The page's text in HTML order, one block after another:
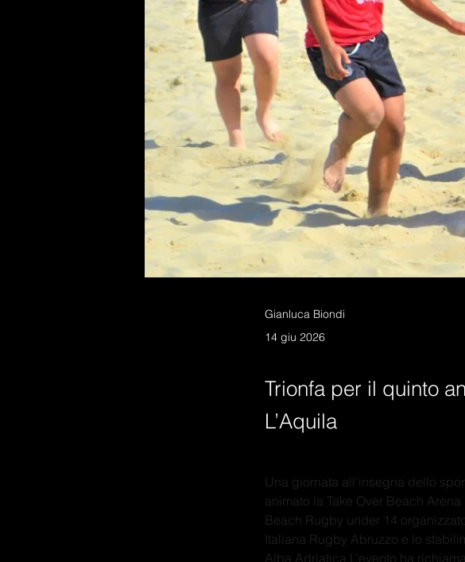
Gianluca Biondi
14 giu 2026
Trionfa per il quinto
L’Aquila
Una giornata all’insegna dello
animato la Take Over Beach
Beach Rugby under 14
Italiana Rugby Abruzzo e lo
Alba Adriatica.L’evento ha